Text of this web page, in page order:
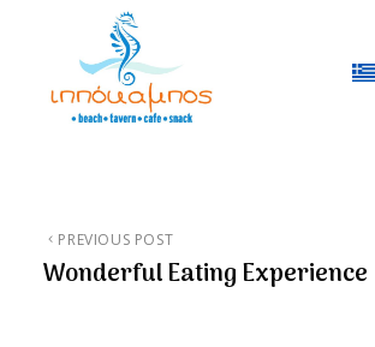
Welcome to WordPress. This is
Edit or delete it, then start writing!
PREVIOUS POST
Wonderful Eating Experience